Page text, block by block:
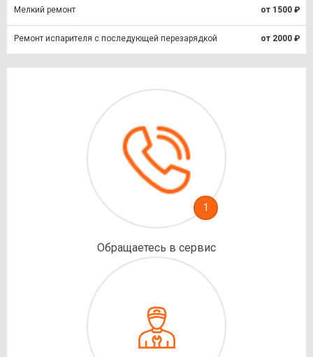
Мелкий ремонт от 1500 ₽
Ремонт испарителя с последующей перезарядкой от 2000 ₽
1
Обращаетесь в сервис